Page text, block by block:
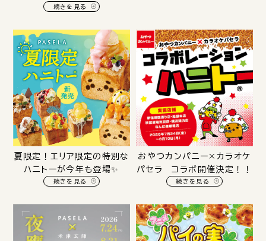
続きを見る
夏限定！エリア限定の特別な
ハニトーが今年も登場✨️
続きを見る
おやつカンパニー×カラオケ
パセラ コラボ開催決定！！
続きを見る